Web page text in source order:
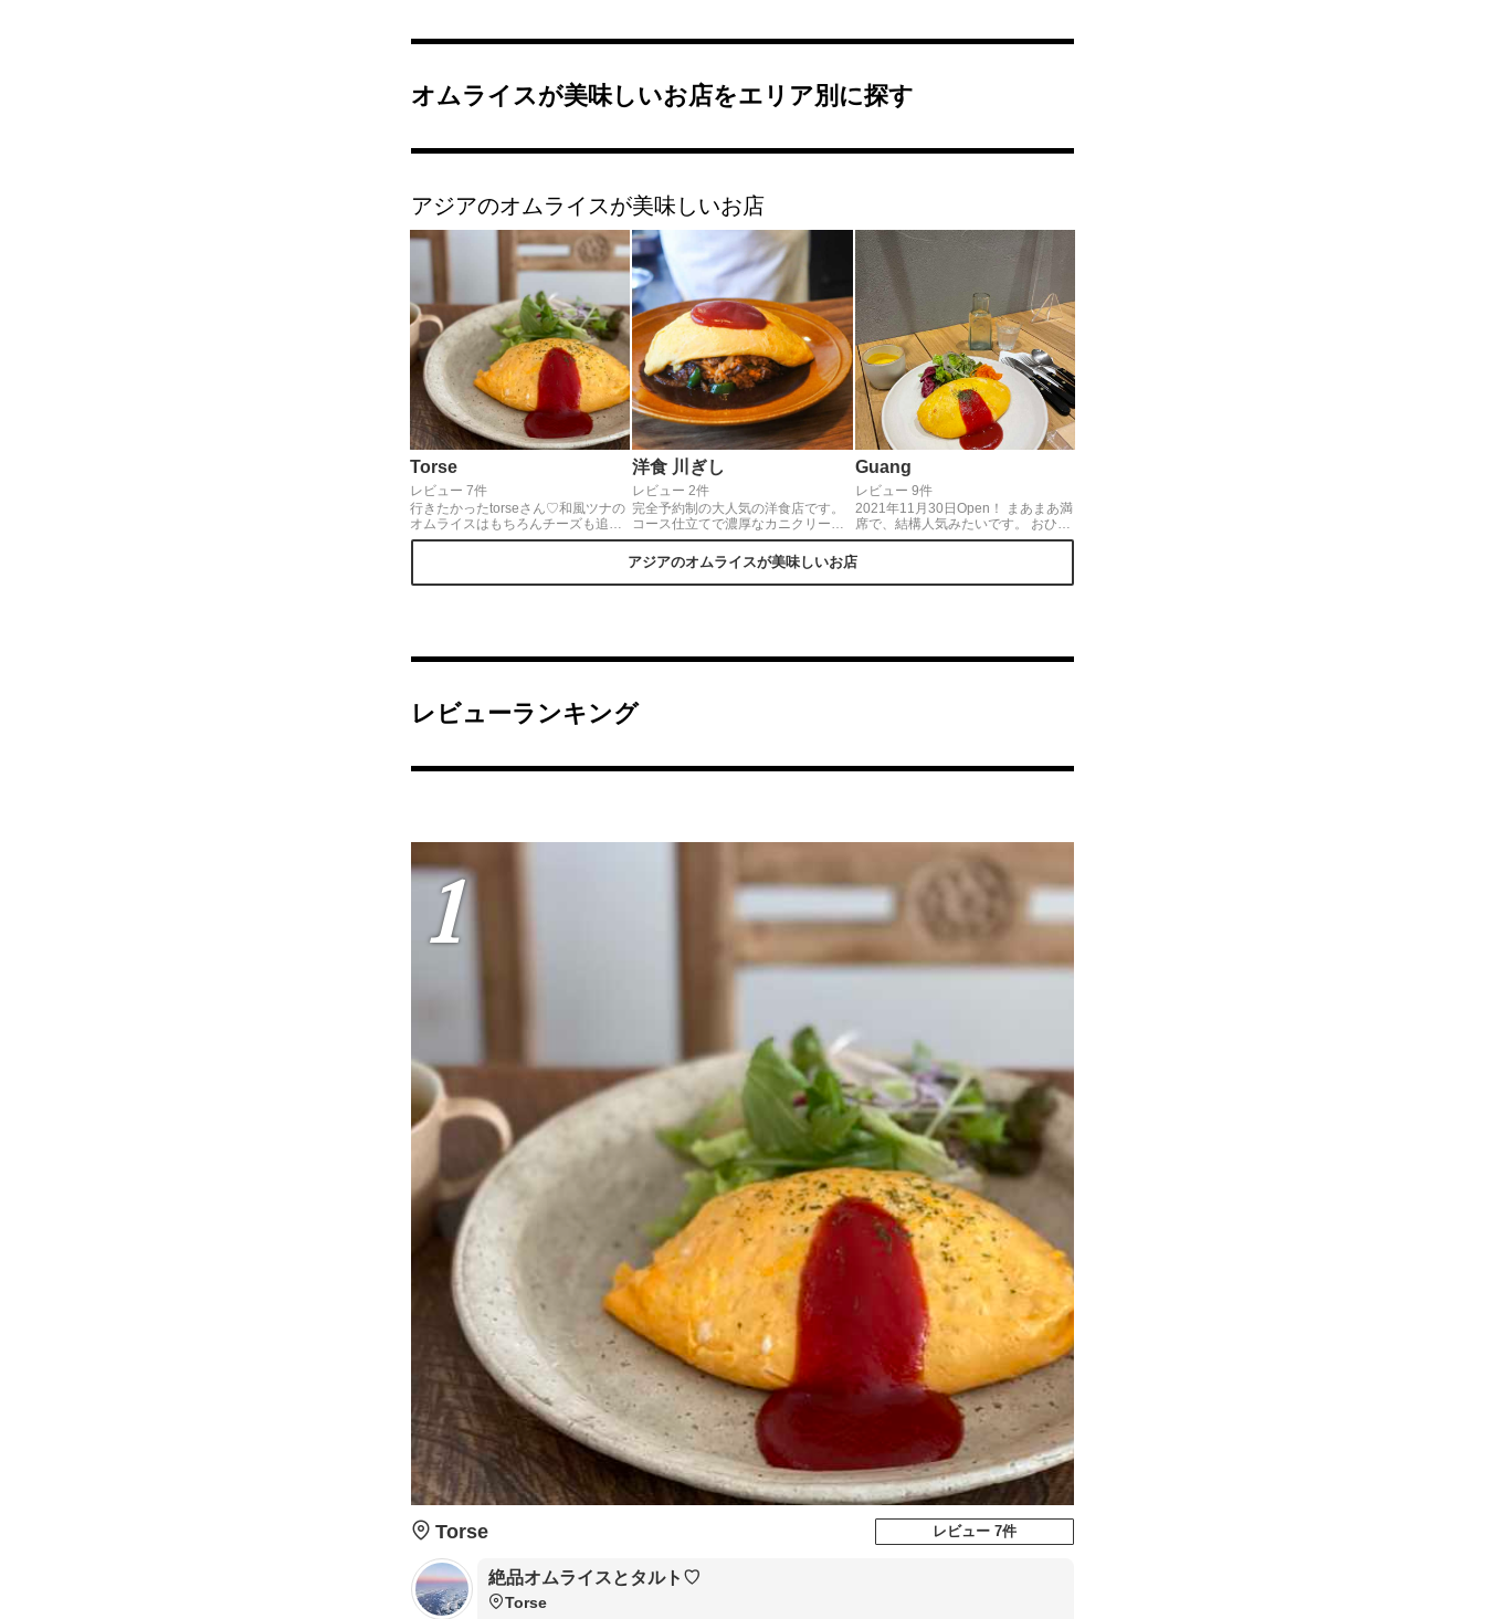
オムライスが美味しいお店をエリア別に探す
アジアのオムライスが美味しいお店
Torse
レビュー 7件
行きたかったtorseさん♡和風ツナの
オムライスはもちろんチーズも追加
♡ インスタで見た目が可愛いなーっ
てて美味し♡桜のモンブランも終わ
洋食 川ぎし
レビュー 2件
完全予約制の大人気の洋食店です。
コース仕立てで濃厚なカニクリーム
コロッケやサラダやスープなども楽
しめるんですが、ふわっと作ったオ
ムライスがお皿の上で花開くのが素
敵すぎます。ノスタルジックな味わ
Guang
レビュー 9件
2021年11月30日Open！ まあまあ満
席で、結構人気みたいです。 おひと
り様女子がかなり多かったので1人で
も入りやすい！！ ボリュームがある
オムライスo̖⸜((̵̵́ ̆͒͟˚̩̭ ̆͒)̵̵̀)⸝o̗ チーズをプラス
トッピングしたら、さらに美味しさ
アジアのオムライスが美味しいお店
レビューランキング
1
Torse レビュー 7件
絶品オムライスとタルト♡
Torse